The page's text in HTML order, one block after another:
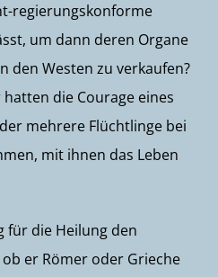
regierungskonforme
um dann deren Organe
den Westen zu verkaufen?
die Courage eines
mehrere Flüchtlinge bei
mit ihnen das Leben
für die Heilung den
er Römer oder Grieche